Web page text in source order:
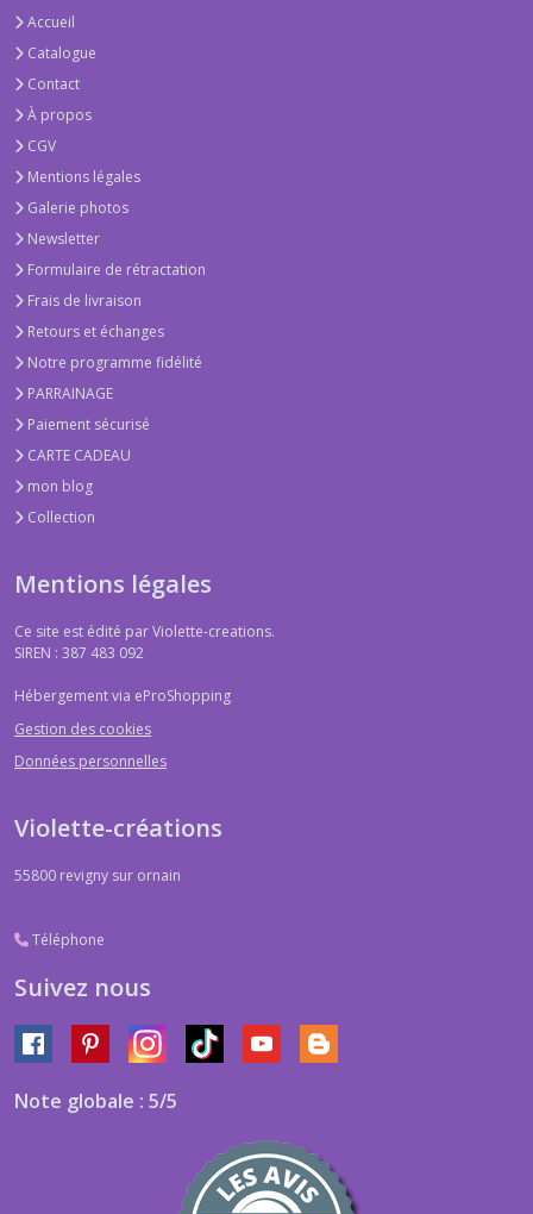
Accueil
Catalogue
Contact
À propos
CGV
Mentions légales
Galerie photos
Newsletter
Formulaire de rétractation
Frais de livraison
Retours et échanges
Notre programme fidélité
PARRAINAGE
Paiement sécurisé
CARTE CADEAU
mon blog
Collection
Mentions légales
Ce site est édité par Violette-creations.
SIREN : 387 483 092
Hébergement via eProShopping
Gestion des cookies
Données personnelles
Violette-créations
55800 revigny sur ornain
Téléphone
Suivez nous
Note globale : 5/5